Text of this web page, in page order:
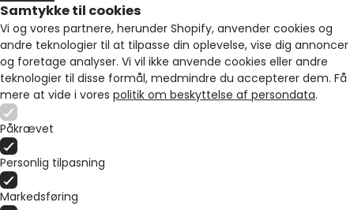
Samtykke til cookies
Vi og vores partnere, herunder Shopify, anvender cookies og
andre teknologier til at tilpasse din oplevelse, vise dig annoncer
og foretage analyser. Vi vil ikke anvende cookies eller andre
teknologier til disse formål, medmindre du accepterer dem. Få
mere at vide i vores politik om beskyttelse af persondata.
Påkrævet
Personlig tilpasning
Markedsføring